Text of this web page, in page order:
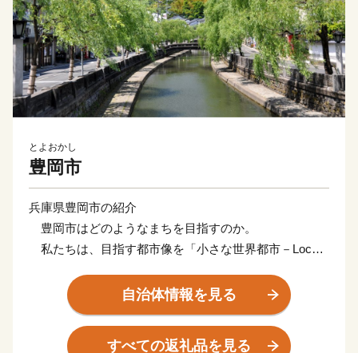
とよおかし
豊岡市
兵庫県豊岡市の紹介
豊岡市はどのようなまちを目指すのか。
私たちは、目指す都市像を「小さな世界都市－Local
「Local」と訳しています。
豊岡というローカルに深く根ざしながら、世界で輝き
「小さくてもいいのだ」という堂々とした態度のまちを
自治体情報を見る
すべての返礼品を見る